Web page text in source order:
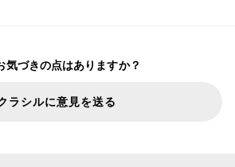
気づきの点はありますか？
ラシルに意見を送る